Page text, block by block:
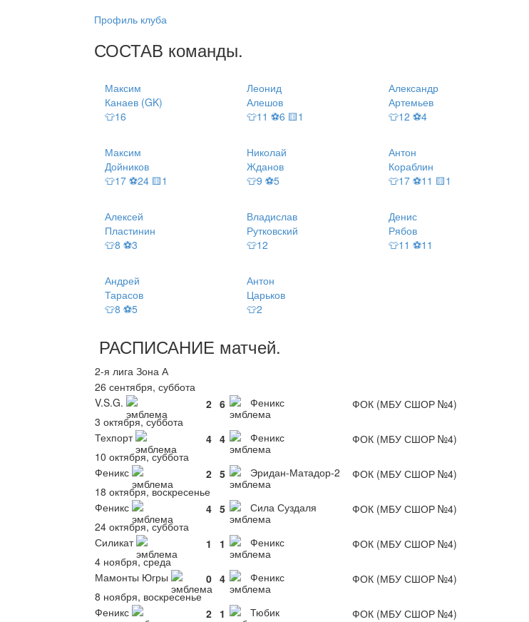
Профиль клуба
СОСТАВ команды.
Максим
Канаев (GK)
👕16
Леонид
Алешов
👕11 ⚽6 🟨1
Александр
Артемьев
👕12 ⚽4
Максим
Дойников
👕17 ⚽24 🟨1
Николай
Жданов
👕9 ⚽5
Антон
Кораблин
👕17 ⚽11 🟨1
Алексей
Пластинин
👕8 ⚽3
Владислав
Рутковский
👕12
Денис
Рябов
👕11 ⚽11
Андрей
Тарасов
👕8 ⚽5
Антон
Царьков
👕2
РАСПИСАНИЕ матчей.
2-я лига Зона А
26 сентября, суббота
V.S.G.
2 6 Феникс
ФОК (МБУ СШОР №4)
3 октября, суббота
Техпорт
4 4 Феникс
ФОК (МБУ СШОР №4)
10 октября, суббота
Феникс
2 5 Эридан-Матадор-2
ФОК (МБУ СШОР №4)
18 октября, воскресенье
Феникс
4 5 Сила Суздаля
ФОК (МБУ СШОР №4)
24 октября, суббота
Силикат
1 1 Феникс
ФОК (МБУ СШОР №4)
4 ноября, среда
Мамонты Югры
0 4 Феникс
ФОК (МБУ СШОР №4)
8 ноября, воскресенье
Феникс
2 1 Тюбик
ФОК (МБУ СШОР №4)